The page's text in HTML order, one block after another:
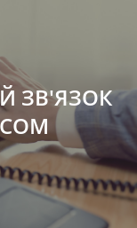
ЗВ'ЯЗОК